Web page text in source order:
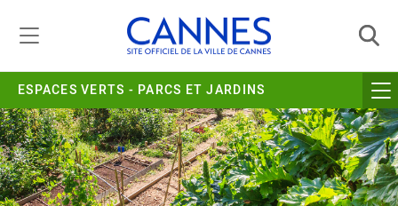
ESPACES VERTS - PARCS ET JARDINS